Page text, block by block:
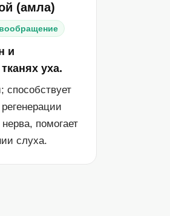
(амла)
и
уха.
способствует
помогает
слуха.